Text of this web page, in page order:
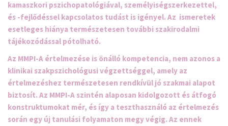
kamaszkori pszichopatológiával, személyiségszerkezettel,
és -fejlődéssel kapcsolatos tudást is igényel. Az ismeretek
esetleges hiánya természetesen további szakirodalmi
tájékozódással pótolható.
Az MMPI-A értelmezése is önálló kompetencia, nem azonos a
klinikai szakpszichológusi végzettséggel, amely az
értelmezéshez természetesen rendkívül jó szakmai alapot
biztosít. Az MMPI-A szintén alaposan kidolgozott és átfogó
konstruktumokat mér, és így a teszthasználó az értelmezés
során egy új tanulási folyamaton megy végig. Az ennek